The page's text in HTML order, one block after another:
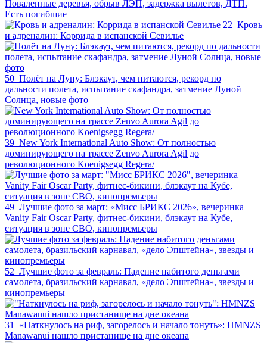
Поваленные деревья, обрыв ЛЭП, задержка вылетов, ДТП.
Есть погибшие
22 Кровь
и адреналин: Коррида в испанской Севилье
50 Полёт на Луну: Блэкаут, чем питаются, рекорд по
дальности полета, испытание скафандра, затмение Луной
Солнца, новые фото
39 New York International Auto Show: От полностью
доминирующего на трассе Zenvo Aurora Agil до
революционного Koenigsegg Regera/
49 Лучшие фото за март: «Мисс БРИКС 2026», вечеринка
Vanity Fair Oscar Party, фитнес-бикини, блэкаут на Кубе,
ситуация в зоне СВО, кинопремьеры
52 Лучшие фото за февраль: Падение набитого деньгами
самолета, бразильский карнавал, «дело Эпштейна», звезды и
кинопремьеры
31
«Наткнулось на риф, загорелось и начало тонуть»: HMNZS
Manawanui нашло пристанище на дне океана